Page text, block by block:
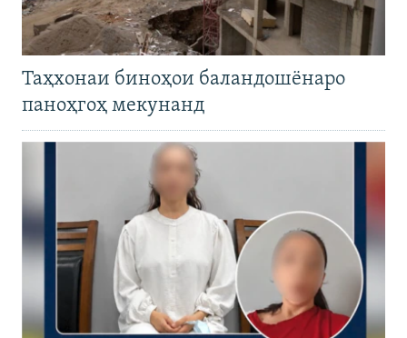
Таҳхонаи биноҳои баландошёнаро
паноҳгоҳ мекунанд